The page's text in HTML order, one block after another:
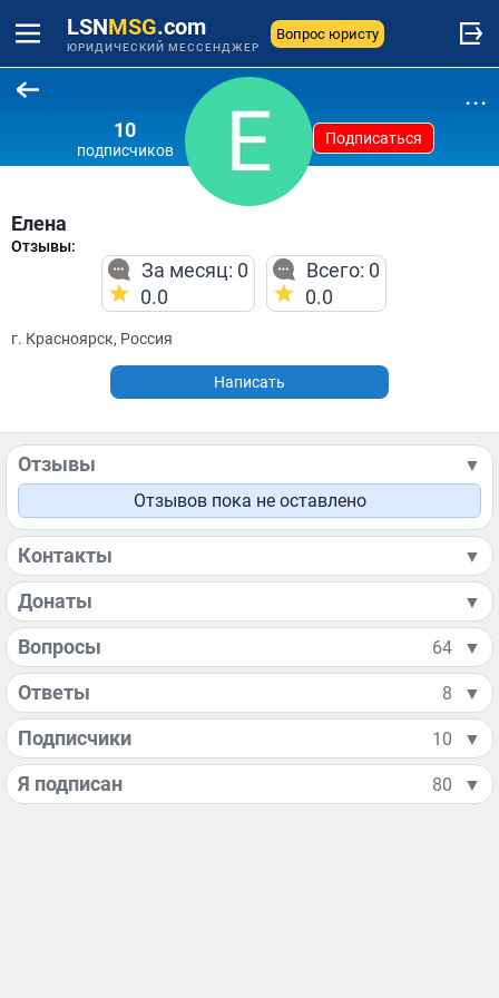
LSNMSG.com
ЮРИДИЧЕСКИЙ МЕССЕНДЖЕР
Вопрос юристу
10
подписчиков
Подписаться
...
Елена
Отзывы:
За месяц: 0
0.0
Всего: 0
0.0
г. Красноярск, Россия
Написать
Отзывы
▼
Отзывов пока не оставлено
Контакты ▼
Донаты ▼
Вопросы 64 ▼
Ответы 8 ▼
Подписчики 10 ▼
Я подписан 80 ▼